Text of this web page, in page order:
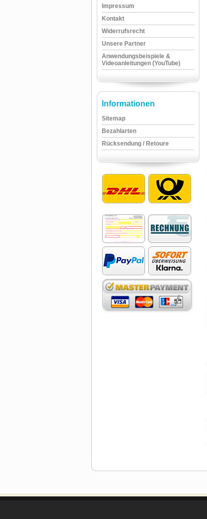
Impressum
Kontakt
Widerrufsrecht
Unsere Partner
Anwendungsbeispiele &
Videoanleitungen (YouTube)
Informationen
Sitemap
Bezahlarten
Rücksendung / Retoure